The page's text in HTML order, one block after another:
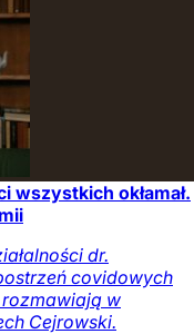
wszystkich okłamał.
dr.
covidowych
rozmawiają w
Cejrowski.